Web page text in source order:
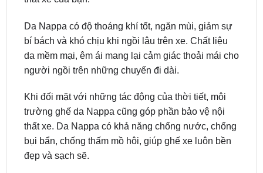
da mềm mại, êm ái mang lại cảm giác thoải mái cho
người ngồi trên những chuyến đi dài.
Khi đối mặt với những tác động của thời tiết, môi
thất xe. Da Nappa có khả năng chống nước, chống
bụi bẩn, chống thấm mồ hôi, giúp ghế xe luôn bền
đẹp và sạch sẽ.
Ưu điểm của da Nappa bọc ghế ô tô